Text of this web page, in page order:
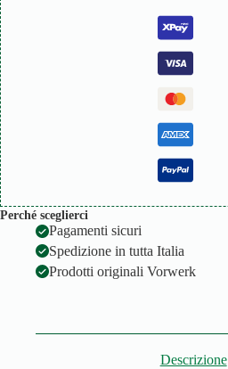
Perché sceglierci
Pagamenti sicuri
Spedizione in tutta Italia
Prodotti originali Vorwerk
Descrizione